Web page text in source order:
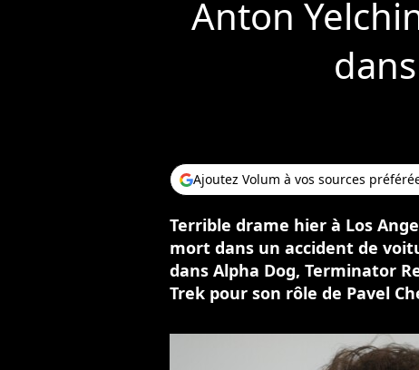
Anton
Ajoutez Volum à vos sources
Terrible drame hier à Los
mort dans un accident de
dans Alpha Dog, Terminator
Trek pour son rôle de Pavel